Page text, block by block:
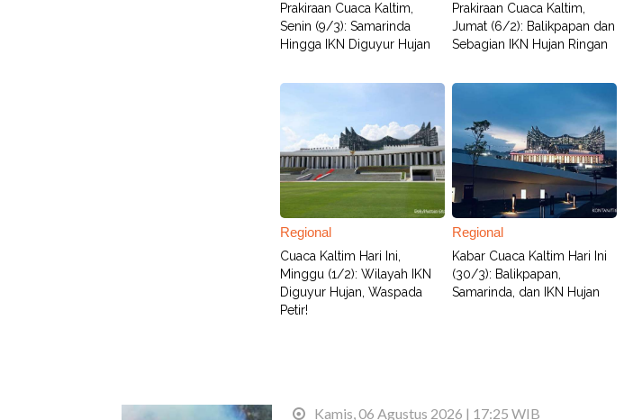
Prakiraan Cuaca Kaltim,
Senin (9/3): Samarinda
Hingga IKN Diguyur Hujan
Prakiraan Cuaca Kaltim,
Jumat (6/2): Balikpapan dan
Sebagian IKN Hujan Ringan
Regional
Cuaca Kaltim Hari Ini,
Minggu (1/2): Wilayah IKN
Diguyur Hujan, Waspada
Petir!
Regional
Kabar Cuaca Kaltim Hari Ini
(30/3): Balikpapan,
Samarinda, dan IKN Hujan
Kamis, 06 Agustus 2026 | 17:25 WIB